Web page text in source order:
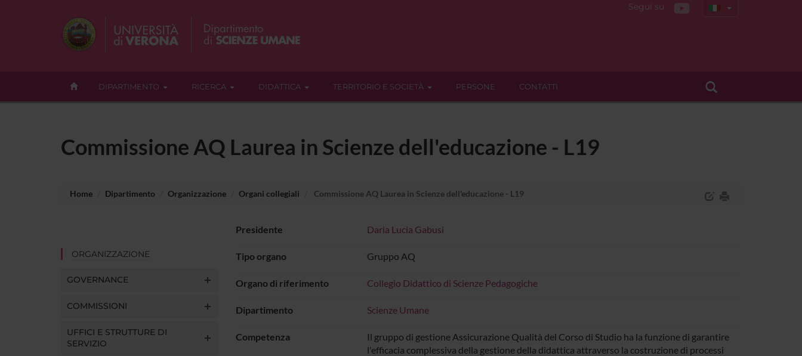
Segui su
DIPARTIMENTO RICERCA DIDATTICA TERRITORIO E SOCIETÀ PERSONE CONTATTI
Commissione AQ Laurea in Scienze dell'educazione - L19
Home Dipartimento Organizzazione Organi collegiali Commissione AQ Laurea in Scienze dell'educazione - L19
ORGANIZZAZIONE
GOVERNANCE
COMMISSIONI
UFFICI E STRUTTURE DI
SERVIZIO
Presidente Daria Lucia Gabusi
Tipo organo Gruppo AQ
Organo di riferimento Collegio Didattico di Scienze Pedagogiche
Dipartimento Scienze Umane
Competenza
Il gruppo di gestione Assicurazione Qualità del Corso di Studio ha la funzione di garantire
l'efficacia complessiva della gestione della didattica attraverso la costruzione di processi